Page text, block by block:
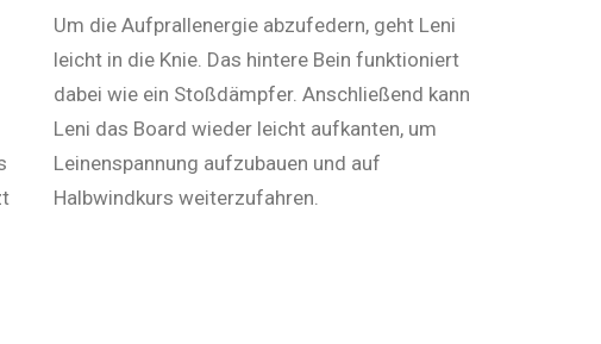
Um die Aufprallenergie abzufedern, geht Leni
leicht in die Knie. Das hintere Bein funktioniert
dabei wie ein Stoß­­dämp­fer. Anschließend kann
Leni das Board ­wieder leicht aufkanten, um
Leinen­span­nung ­aufzubauen und auf
Halbwindkurs wei­terzufahren.